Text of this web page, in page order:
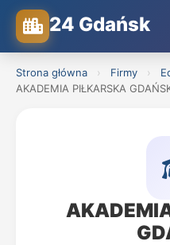
24 Gdańsk
Strona główna › Firmy ›
AKADEMIA PIŁKARSKA